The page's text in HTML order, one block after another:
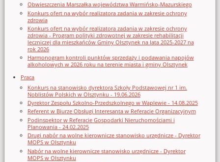
Obwieszczenia Marszałka województwa Warmińsko-Mazurskiego
Konkurs ofert na wybór realizatora zadania w zakresie ochrony
zdrowia
Konkurs ofert na wybór realizatora zadania w zakresie ochrony
zdrowia - Program polityki zdrowotnej w zakresie rehabilitacji
leczniczej dla mieszkańców Gminy Olsztynek na lata 2025-2027 na
rok 2026
Harmonogram kontroli punktów sprzedaży i podawania napojów
alkoholowych w 2026 roku na terenie miasta i gminy Olsztynek
Praca
Konkurs na stanowisko dyrektora Szkoły Podstawowej nr 1 im.
Noblistów Polskich w Olsztynku - 19.06.2026
Dyrektor Zespołu Szkolno-Przedszkolnego w Waplewie - 14.08.2025
Referent w Biurze Obsługi Interesanta w Referacie Organizacyjnym
Podinspektor w Referacie Gospodarki Nieruchomościami i
Planowania - 24.02.2025
Drugi nabór na wolne kierownicze stanowisko urzędnicze - Dyrektor
MOPS w Olsztynku
Nabór na wolne kierownicze stanowisko urzędnicze - Dyrektor
MOPS w Olsztynku